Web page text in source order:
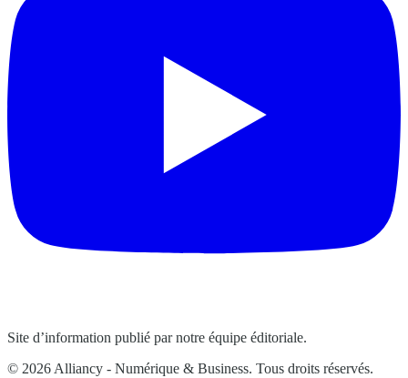
Site d’information publié par notre équipe éditoriale.
© 2026 Alliancy - Numérique & Business. Tous droits réservés.